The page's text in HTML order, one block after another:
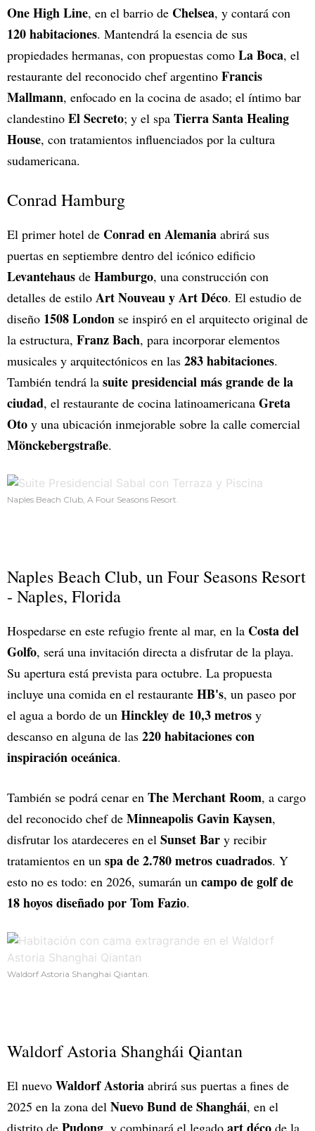
One High Line, en el barrio de Chelsea, y contará con
120 habitaciones. Mantendrá la esencia de sus
propiedades hermanas, con propuestas como La Boca, el
restaurante del reconocido chef argentino Francis
Mallmann, enfocado en la cocina de asado; el íntimo bar
clandestino El Secreto; y el spa Tierra Santa Healing
House, con tratamientos influenciados por la cultura
sudamericana.
Conrad Hamburg
El primer hotel de Conrad en Alemania abrirá sus
puertas en septiembre dentro del icónico edificio
Levantehaus de Hamburgo, una construcción con
detalles de estilo Art Nouveau y Art Déco. El estudio de
diseño 1508 London se inspiró en el arquitecto original de
la estructura, Franz Bach, para incorporar elementos
musicales y arquitectónicos en las 283 habitaciones.
También tendrá la suite presidencial más grande de la
ciudad, el restaurante de cocina latinoamericana Greta
Oto y una ubicación inmejorable sobre la calle comercial
Mönckebergstraße.
Naples Beach Club, A Four Seasons Resort.
Naples Beach Club, un Four Seasons Resort
- Naples, Florida
Hospedarse en este refugio frente al mar, en la Costa del
Golfo, será una invitación directa a disfrutar de la playa.
Su apertura está prevista para octubre. La propuesta
incluye una comida en el restaurante HB's, un paseo por
el agua a bordo de un Hinckley de 10,3 metros y
descanso en alguna de las 220 habitaciones con
inspiración oceánica.
También se podrá cenar en The Merchant Room, a cargo
del reconocido chef de MinneapolisGavin Kaysen,
disfrutar los atardeceres en el Sunset Bar y recibir
tratamientos en un spa de 2.780 metros cuadrados. Y
esto no es todo: en 2026, sumarán un campo de golf de
18 hoyos diseñado por Tom Fazio.
Waldorf Astoria Shanghai Qiantan.
Waldorf Astoria Shanghái Qiantan
El nuevo Waldorf Astoria abrirá sus puertas a fines de
2025 en la zona del Nuevo Bund de Shanghái, en el
distrito de
, y combinará el legado
de la